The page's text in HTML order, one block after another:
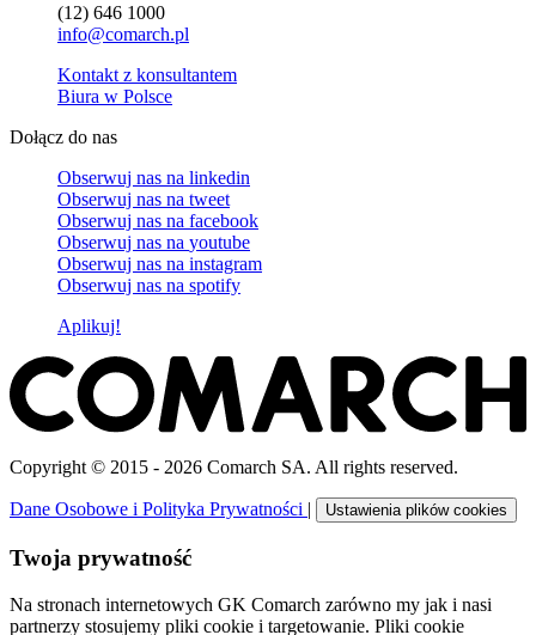
(12) 646 1000
info@comarch.pl
Kontakt z konsultantem
Biura w Polsce
Dołącz do nas
Obserwuj nas na linkedin
Obserwuj nas na tweet
Obserwuj nas na facebook
Obserwuj nas na youtube
Obserwuj nas na instagram
Obserwuj nas na spotify
Aplikuj!
Copyright © 2015 - 2026 Comarch SA. All rights reserved.
Dane Osobowe i Polityka Prywatności | Ustawienia plików cookies
Twoja prywatność
Na stronach internetowych GK Comarch zarówno my jak i nasi
partnerzy stosujemy pliki cookie i targetowanie. Pliki cookie